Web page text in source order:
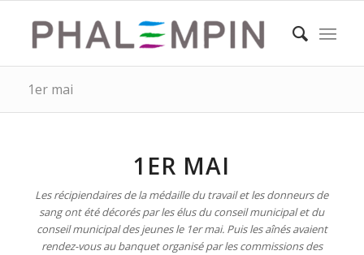
1er mai
1ER MAI
Les récipiendaires de la médaille du travail et les donneurs de
sang ont été décorés par les élus du conseil municipal et du
conseil municipal des jeunes le 1er mai. Puis les aînés avaient
rendez-vous au banquet organisé par les commissions des